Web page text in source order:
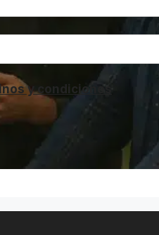
y condiciones